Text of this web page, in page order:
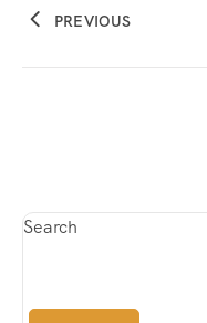
PREVIOUS
Search